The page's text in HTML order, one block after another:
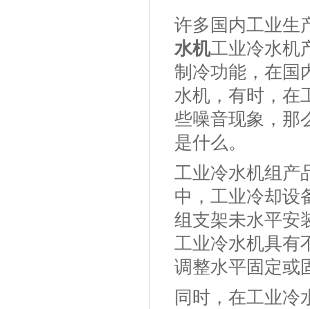
许多国内工业生
水机工业冷水机
制冷功能，在国
水机，有时，在
些噪音现象，那
是什么。
工业冷水机组产
中，工业冷却设
组支架未水平安
工业冷水机具有
调整水平固定或
同时，在工业冷